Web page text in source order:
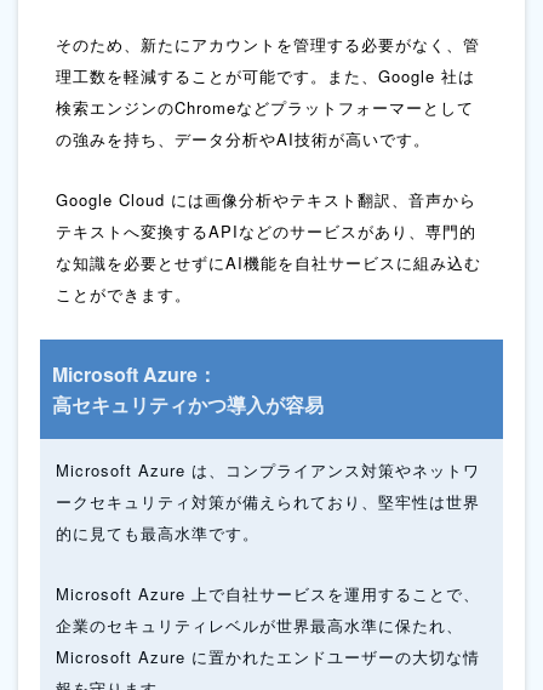
そのため、新たにアカウントを管理する必要がなく、管
理工数を軽減することが可能です。
また、Google 社は
検索エンジンのChromeなどプラットフォーマーとして
の強みを持ち、 データ分析やAI技術が高いです。
Google Cloud には画像分析やテキスト翻訳、 音声から
テキストへ変換するAPIなどのサービスがあり、 専門的
な知識を必要とせずにAI機能を自社サービスに組み込む
ことができます。
Microsoft Azure：
高セキュリティかつ導入が容易
Microsoft Azure は、コンプライアンス対策やネットワ
ークセキュリティ対策が備えられており、 堅牢性は世界
的に見ても最高水準です。
Microsoft Azure 上で自社サービスを運用することで、
企業のセキュリティレベルが世界最高水準に保たれ、
Microsoft Azure に置かれたエンドユーザーの大切な情